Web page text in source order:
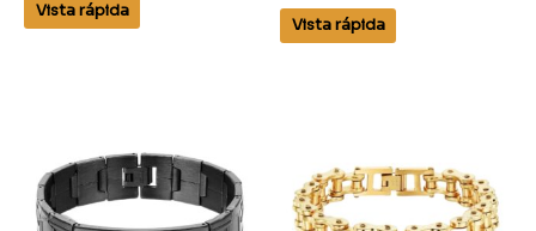
Vista rápida
Vista rápida